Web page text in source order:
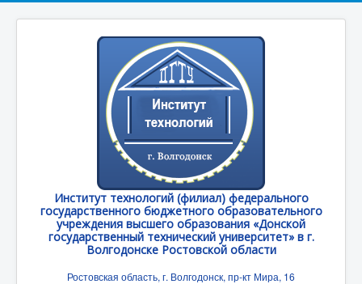
Институт технологий (филиал) федерального
государственного бюджетного образовательного
учреждения высшего образования «Донской
государственный технический университет» в г.
Волгодонске Ростовской области
Ростовская область, г. Волгодонск, пр-кт Мира, 16